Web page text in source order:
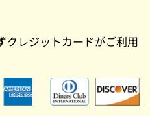
クレジットカードがご利用